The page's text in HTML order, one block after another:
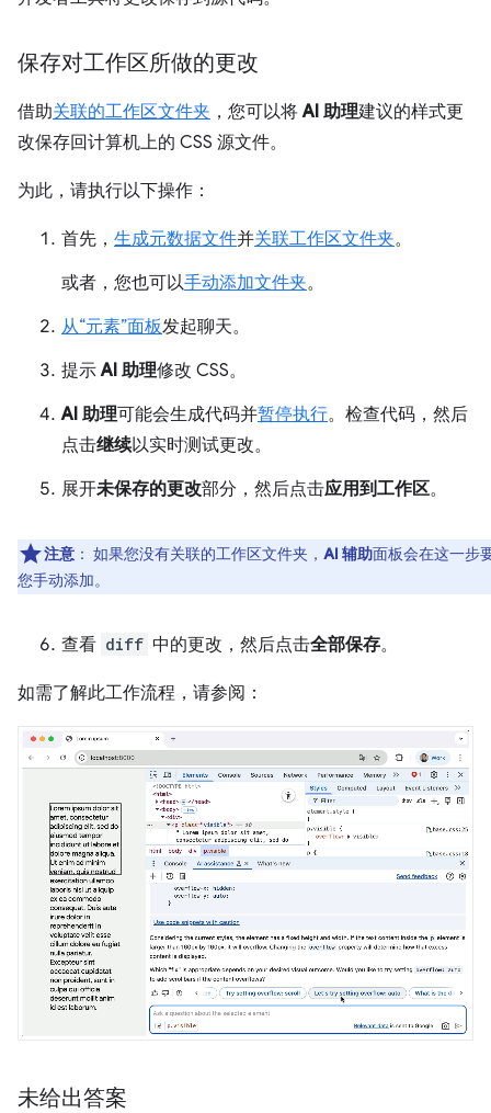
保存对工作区所做的更改
借助关联的工作区文件夹 ，您可以将AI 助理建议的样式更
改保存回计算机上的 CSS 源文件。
为此，请执行以下操作：
首先， 生成元数据文件并关联工作区文件夹。
或者，您也可以手动添加文件夹。
从“元素”面板发起聊天。
提示AI 助理修改 CSS。
AI 助理可能会生成代码并暂停执行。检查代码，然后
点击继续以实时测试更改。
展开未保存的更改部分，然后点击应用到工作区。
注意 ： 如果您没有关联的工作区文件夹， AI 辅助面板会在这一步
您手动添加。
查看 diff 中的更改，然后点击全部保存。
如需了解此工作流程，请参阅：
未给出答案